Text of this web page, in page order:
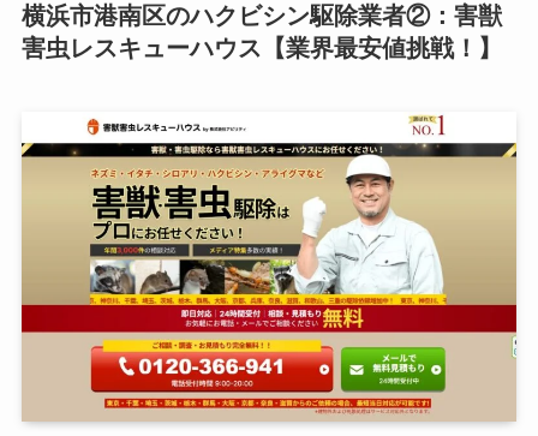
横浜市港南区のハクビシン駆除業者②：害獣
害虫レスキューハウス【業界最安値挑戦！】